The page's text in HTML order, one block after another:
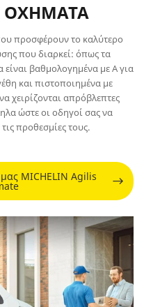
ΟΧΗΜΑΤΑ
προσφέρουν το καλύτερο
που διαρκεί: όπως τα
είναι βαθμολογημένα με Α για
και πιστοποιημένα με
χειρίζονται απρόβλεπτες
ώστε οι οδηγοί σας να
προθεσμίες τους.
MICHELIN Agilis